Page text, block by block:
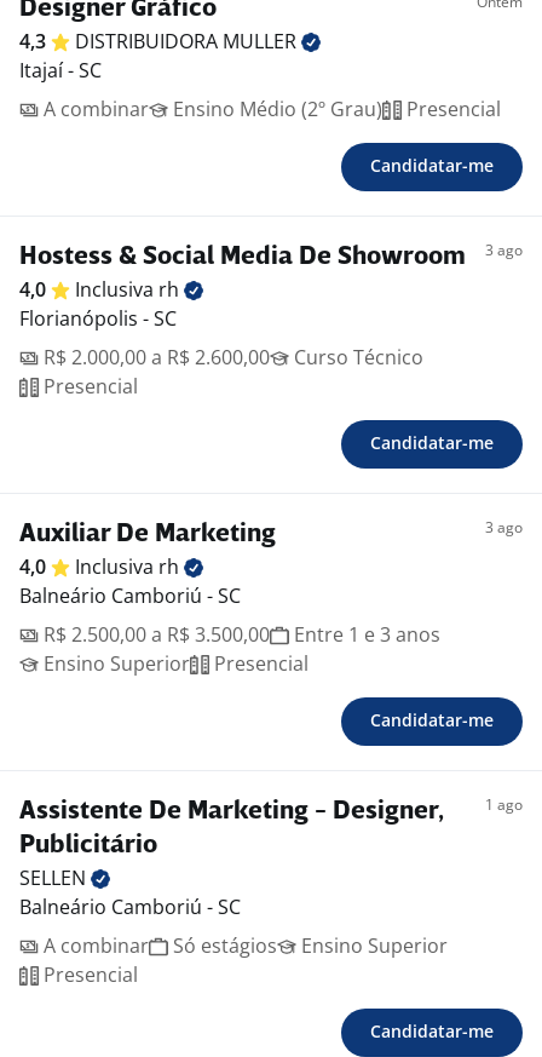
Designer Gráfico
4,3 DISTRIBUIDORA MULLER
Itajaí - SC
A combinar
Ensino Médio (2º Grau) Presencial
Candidatar-me
Hostess & Social Media De Showroom 3 ago
4,0 Inclusiva rh
Florianópolis - SC
R$ 2.000,00 a R$ 2.600,00
Curso Técnico
Presencial
Candidatar-me
Auxiliar De Marketing 3 ago
4,0 Inclusiva rh
Balneário Camboriú - SC
R$ 2.500,00 a R$ 3.500,00
Entre 1 e 3 anos
Ensino Superior
Presencial
Candidatar-me
Assistente De Marketing - Designer,
Publicitário
1 ago
SELLEN
Balneário Camboriú - SC
A combinar
Só estágios
Ensino Superior
Presencial
Candidatar-me